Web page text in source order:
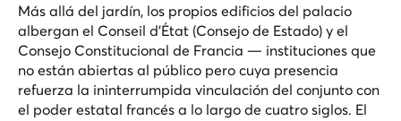
Más allá del jardín, los propios edificios del palacio
albergan el Conseil d'État (Consejo de Estado) y el
Consejo Constitucional de Francia — instituciones que
no están abiertas al público pero cuya presencia
refuerza la ininterrumpida vinculación del conjunto con
el poder estatal francés a lo largo de cuatro siglos. El